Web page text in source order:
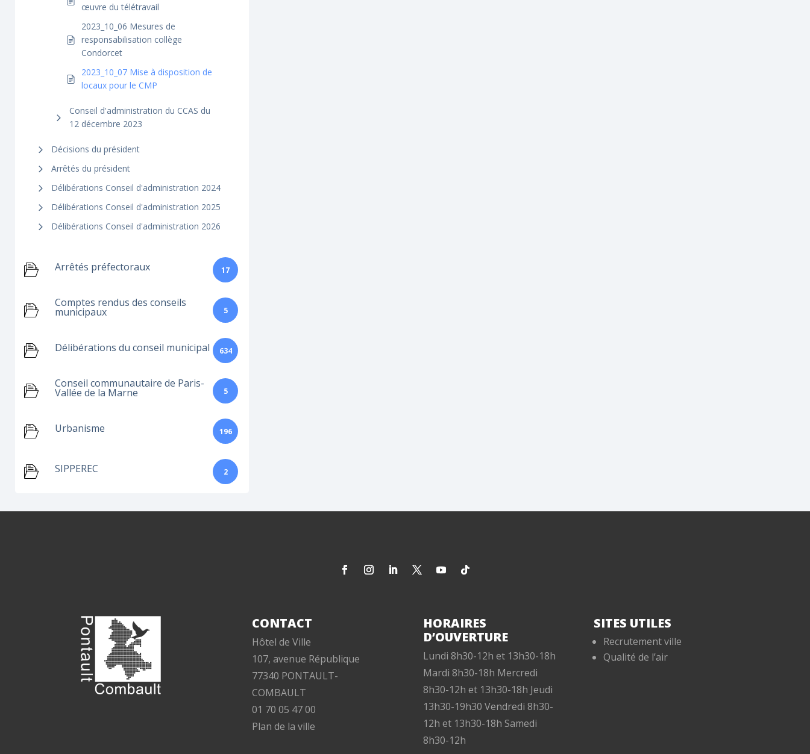
œuvre du télétravail
2023_10_06 Mesures de
responsabilisation collège
Condorcet
2023_10_07 Mise à disposition de
locaux pour le CMP
Conseil d'administration du CCAS du
12 décembre 2023
Décisions du président
Arrêtés du président
Délibérations Conseil d'administration 2024
Délibérations Conseil d'administration 2025
Délibérations Conseil d'administration 2026
Arrêtés préfectoraux 17
Comptes rendus des conseils
municipaux 5
Délibérations du conseil municipal 634
Conseil communautaire de Paris-
Vallée de la Marne 5
Urbanisme 196
SIPPEREC 2
CONTACT
Hôtel de Ville
107, avenue République
77340 PONTAULT-
COMBAULT
01 70 05 47 00
Plan de la ville
HORAIRES
D’OUVERTURE
Lundi 8h30-12h et 13h30-18h
Mardi 8h30-18h Mercredi
8h30-12h et 13h30-18h Jeudi
13h30-19h30 Vendredi 8h30-
12h et 13h30-18h Samedi
8h30-12h
SITES UTILES
Recrutement ville
Qualité de l’air